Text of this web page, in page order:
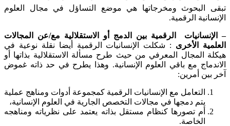
تبقى البحوث ومخرجاتها هي موضع التساؤل في مجال العلوم
الإنسانية الرقمية.
– الإنسانيات الرقمية بين الدمج أو الاستقلالية مع/عن المجالات
العلمية الأخرى : شكلت الإنسانيات الرقمية أيضا نقلة نوعية في
هيكلة المجال المعرفي من حيث طرح مسألة الاستقلالية بذاتها أو
الاندماج مع باقي العلوم الإنسانية. وهذا يطرح في حد ذاته غموض
آخر بين أمرين:
التعامل مع الإنسانيات الرقمية كمجموعة أدوات ومناهج عملية
يتم دمجها في مجالات التخصص الجارية في العلوم الإنسانية،
أم تصورها كنظام مستقل بذاته يعتمد على نظرياته ومناهجه
الخاصة.